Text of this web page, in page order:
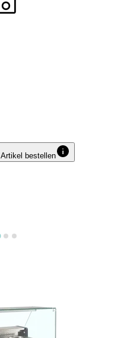
Artikel bestellen